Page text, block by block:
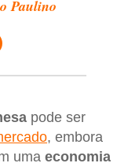
Paulino
pode ser
, embora
uma economia